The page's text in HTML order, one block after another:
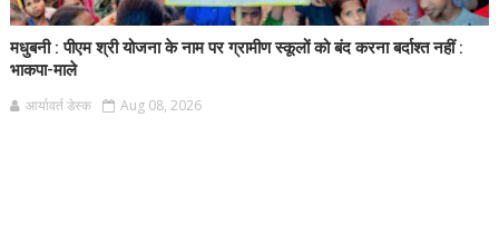
मधुबनी : पीएम श्री योजना के नाम पर ग्रामीण स्कूलों को बंद करना बर्दाश्त नहीं :
भाकपा-माले
आर्यावर्त डेस्क Aug 08, 2026